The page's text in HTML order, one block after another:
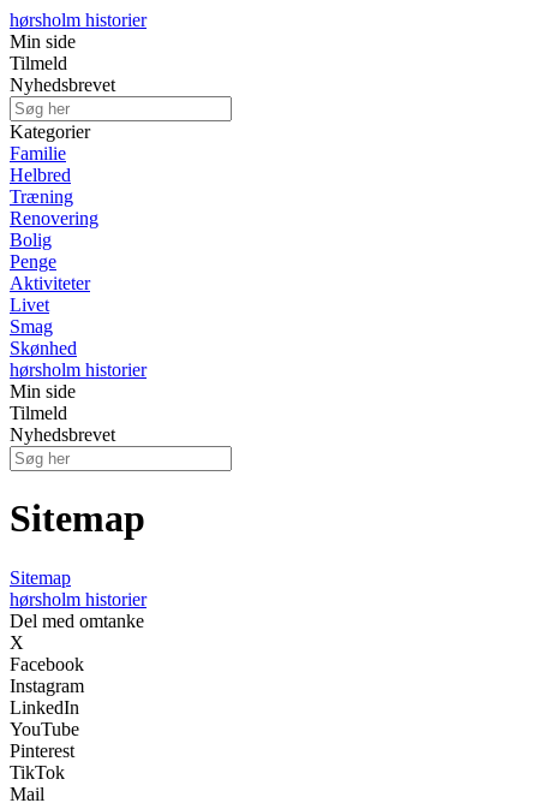
hørsholm historier
Min side
Tilmeld
Nyhedsbrevet
Kategorier
Familie
Helbred
Træning
Renovering
Bolig
Penge
Aktiviteter
Livet
Smag
Skønhed
hørsholm historier
Min side
Tilmeld
Nyhedsbrevet
Sitemap
Sitemap
hørsholm historier
Del med omtanke
X
Facebook
Instagram
LinkedIn
YouTube
Pinterest
TikTok
Mail